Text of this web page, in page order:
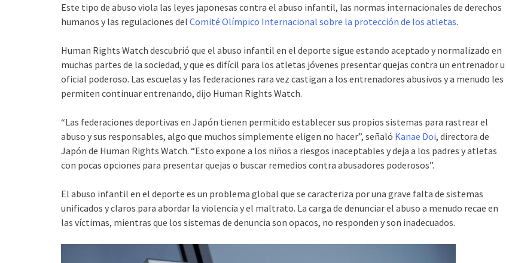
Este tipo de abuso viola las leyes japonesas contra el abuso infantil, las normas internacionales de derechos
humanos y las regulaciones del Comité Olímpico Internacional sobre la protección de los atletas.
Human Rights Watch descubrió que el abuso infantil en el deporte sigue estando aceptado y normalizado en
muchas partes de la sociedad, y que es difícil para los atletas jóvenes presentar quejas contra un entrenador u
oficial poderoso. Las escuelas y las federaciones rara vez castigan a los entrenadores abusivos y a menudo les
permiten continuar entrenando, dijo Human Rights Watch.
“Las federaciones deportivas en Japón tienen permitido establecer sus propios sistemas para rastrear el
abuso y sus responsables, algo que muchos simplemente eligen no hacer”, señaló Kanae Doi, directora de
Japón de Human Rights Watch. “Esto expone a los niños a riesgos inaceptables y deja a los padres y atletas
con pocas opciones para presentar quejas o buscar remedios contra abusadores poderosos”.
El abuso infantil en el deporte es un problema global que se caracteriza por una grave falta de sistemas
unificados y claros para abordar la violencia y el maltrato. La carga de denunciar el abuso a menudo recae en
las víctimas, mientras que los sistemas de denuncia son opacos, no responden y son inadecuados.